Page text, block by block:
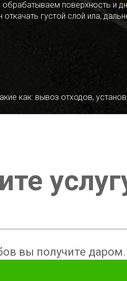
поверхность и
густой слой ила,
как: вывоз отходов,
вы получите даром.